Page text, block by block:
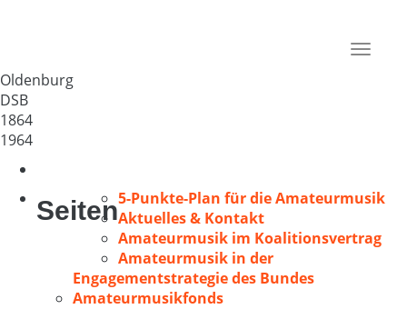
Toggle
Oldenburg
DSB
1864
1964
Seiten5-Punkte-Plan für die Amateurmusik
Aktuelles & Kontakt
Amateurmusik im Koalitionsvertrag
Amateurmusik in der
Engagementstrategie des Bundes
Amateurmusikfonds